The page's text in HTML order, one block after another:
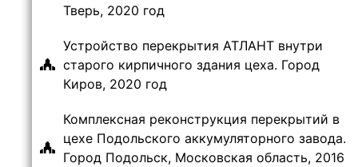
Тверь, 2020 год
Устройство перекрытия АТЛАНТ внутри
старого кирпичного здания цеха. Город
Киров, 2020 год
Комплексная реконструкция перекрытий в
цехе Подольского аккумуляторного завода.
Город Подольск, Московская область, 2016